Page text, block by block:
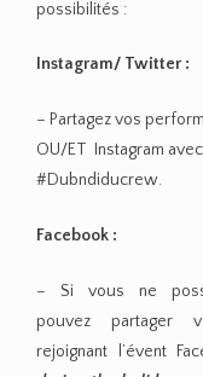
possibilités :
Instagram/ Twitter :
– Partagez vos
OU/ET Instagram
#Dubndiducrew.
Facebook :
– Si vous ne
pouvez partager
rejoignant l’évent